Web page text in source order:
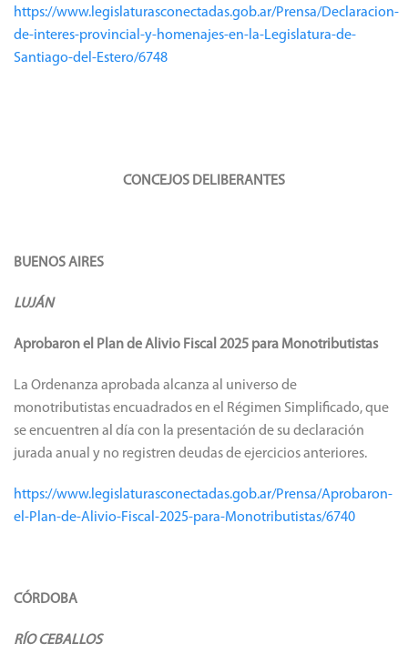
https://www.legislaturasconectadas.gob.ar/Prensa/Declaracion-
de-interes-provincial-y-homenajes-en-la-Legislatura-de-
Santiago-del-Estero/6748
CONCEJOS DELIBERANTES
BUENOS AIRES
LUJÁN
Aprobaron el Plan de Alivio Fiscal 2025 para Monotributistas
La Ordenanza aprobada alcanza al universo de
monotributistas encuadrados en el Régimen Simplificado, que
se encuentren al día con la presentación de su declaración
jurada anual y no registren deudas de ejercicios anteriores.
https://www.legislaturasconectadas.gob.ar/Prensa/Aprobaron-
el-Plan-de-Alivio-Fiscal-2025-para-Monotributistas/6740
CÓRDOBA
RÍO CEBALLOS